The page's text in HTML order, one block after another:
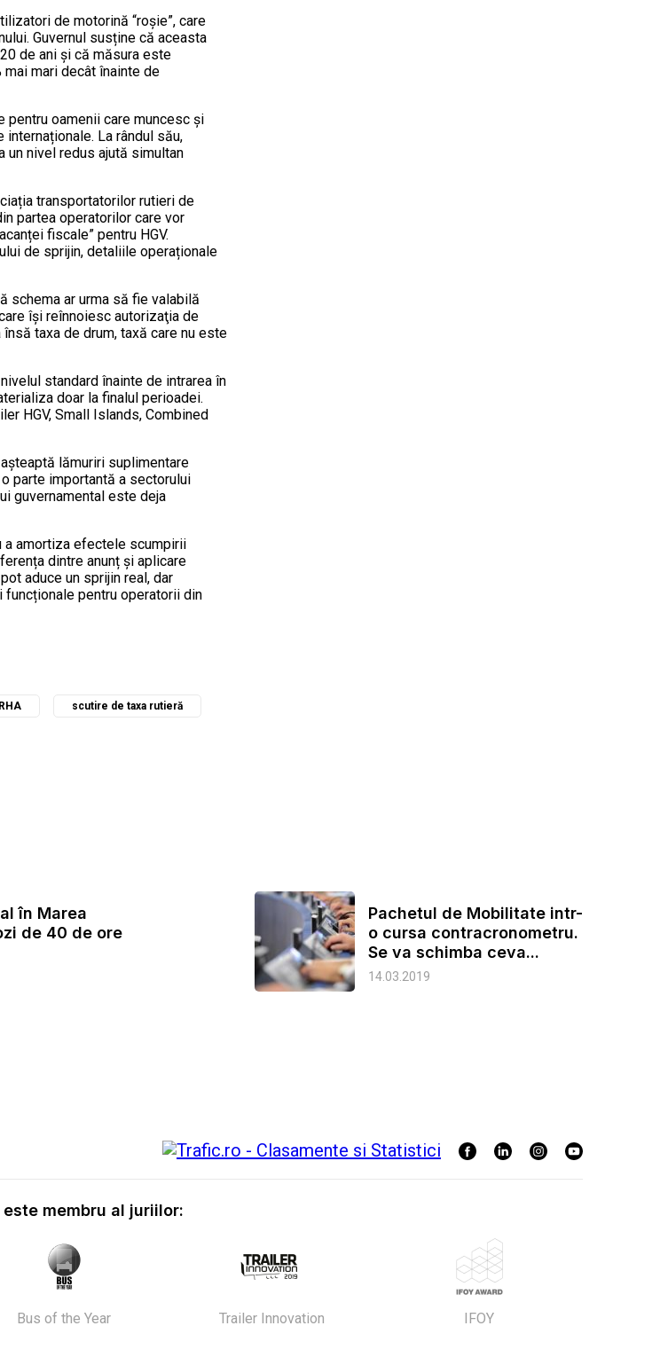
de motorină “roșie”, care
Guvernul susține că aceasta
de ani și că măsura este
mari decât înainte de
oamenii care muncesc și
La rândul său,
un nivel redus ajută simultan
transportatorilor rutieri de
partea operatorilor care vor
fiscale” pentru HGV.
de sprijin, detaliile operaționale
schema ar urma să fie valabilă
își reînnoiesc autorizaţia de
taxa de drum, taxă care nu este
standard înainte de intrarea în
doar la finalul perioadei.
HGV, Small Islands, Combined
lămuriri suplimentare
parte importantă a sectorului
guvernamental este deja
a amortiza efectele scumpirii
dintre anunț și aplicare
aduce un sprijin real, dar
pentru operatorii din
RHA scutire de taxa rutieră
în Marea
de 40 de ore
Pachetul de Mobilitate intr-
o cursa contracronometru.
Se va schimba ceva...
14.03.2019
membru al juriilor:
Bus of the Year Trailer Innovation IFOY